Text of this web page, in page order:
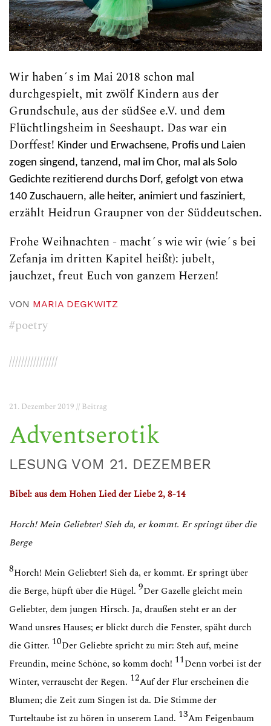
Wir haben´s im Mai 2018 schon mal
durchgespielt, mit zwölf Kindern aus der
Grundschule, aus der südSee e.V. und dem
Flüchtlingsheim in Seeshaupt. Das war ein
Dorffest! Kinder und Erwachsene, Profis und Laien
zogen singend, tanzend, mal im Chor, mal als Solo
Gedichte rezitierend durchs Dorf, gefolgt von etwa
140 Zuschauern, alle heiter, animiert und fasziniert,
erzählt Heidrun Graupner von der Süddeutschen.
Frohe Weihnachten - macht´s wie wir (wie´s bei
Zefanja im dritten Kapitel heißt): jubelt,
jauchzet, freut Euch von ganzem Herzen!
VON MARIA DEGKWITZ
#poetry
////////////////
21. Dezember 2019 // Beitrag
Adventserotik
LESUNG VOM 21. DEZEMBER
Bibel: aus dem Hohen Lied der Liebe2, 8-14
Horch! Mein Geliebter! Sieh da, er kommt. Er springt über die
Berge
8Horch! Mein Geliebter! Sieh da, er kommt. Er springt über
die Berge, hüpft über die Hügel. 9Der Gazelle gleicht mein
Geliebter, dem jungen Hirsch. Ja, draußen steht er an der
Wand unsres Hauses; er blickt durch die Fenster, späht durch
die Gitter. 10Der Geliebte spricht zu mir: Steh auf, meine
Freundin, meine Schöne, so komm doch! 11Denn vorbei ist der
Winter, verrauscht der Regen. 12Auf der Flur erscheinen die
Blumen; die Zeit zum Singen ist da. Die Stimme der
Turteltaube ist zu hören in unserem Land. 13Am Feigenbaum